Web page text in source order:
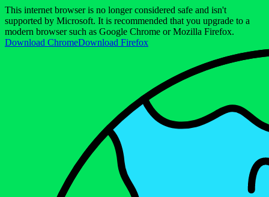
This internet browser is no longer considered safe and isn't
supported by Microsoft. It is recommended that you upgrade to a
modern browser such as Google Chrome or Mozilla Firefox.
Download ChromeDownload Firefox